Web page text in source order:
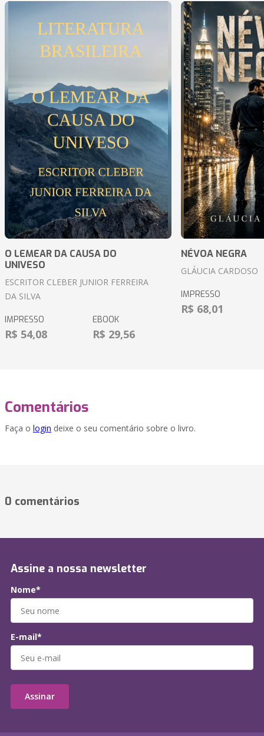
O LEMEAR DA CAUSA DO
UNIVESO
ESCRITOR CLEBER JUNIOR FERREIRA
DA SILVA
IMPRESSO
R$ 54,08
EBOOK
R$ 29,56
NÉVOA NEGRA
GLÁUCIA CARDOSO
IMPRESSO
R$ 68,01
Comentários
Faça o login deixe o seu comentário sobre o livro.
0 comentários
Assine a nossa newsletter
Nome*
E-mail*
Assinar